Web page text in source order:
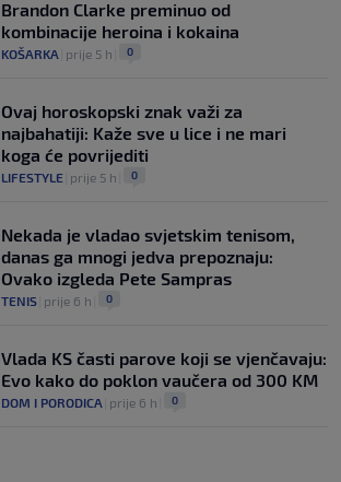
Brandon Clarke preminuo od
kombinacije heroina i kokaina
KOŠARKA prije 5 h 0
Ovaj horoskopski znak važi za
najbahatiji: Kaže sve u lice i ne mari
koga će povrijediti
LIFESTYLE prije 5 h 0
Nekada je vladao svjetskim tenisom,
danas ga mnogi jedva prepoznaju:
Ovako izgleda Pete Sampras
TENIS prije 6 h 0
Vlada KS časti parove koji se vjenčavaju:
Evo kako do poklon vaučera od 300 KM
DOM I PORODICA prije 6 h 0